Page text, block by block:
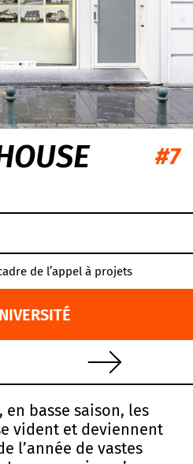
OpenStreetMap, CC-BY-SA, Imagery ©
#7
de l’appel à projets
basse saison, les
vident et deviennent
l’année de vastes